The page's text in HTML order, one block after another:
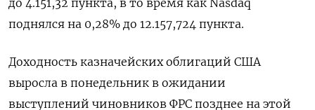
до 4.151,32 пункта​, в то время как ​Nasdaq
поднялся на 0,28% до 12.157,724 пункта​.
Доходность казначейских облигаций США
выросла в понедельник в ожидании
выступлений чиновников ФРС позднее на этой